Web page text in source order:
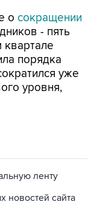
о сокращении
- пять
квартале
порядка
уже
уровня,
ленту
новостей сайта